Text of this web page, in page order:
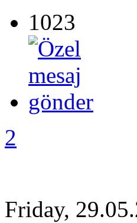
1023
2
Friday,